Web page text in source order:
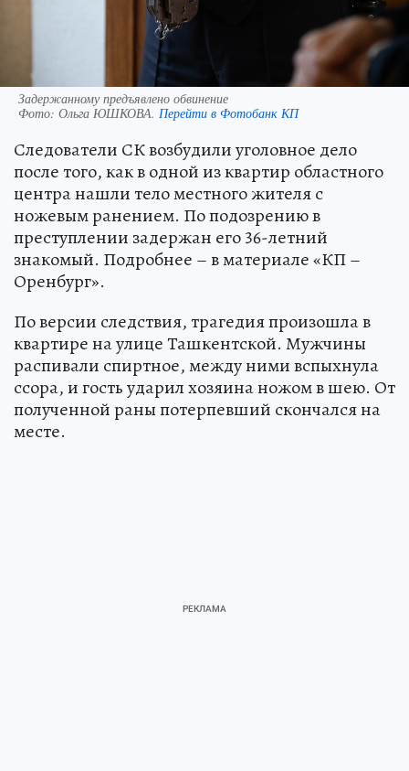
Задержанному предъявлено обвинение
Фото: Ольга ЮШКОВА. Перейти в Фотобанк КП
Следователи СК возбудили уголовное дело
после того, как в одной из квартир областного
центра нашли тело местного жителя с
ножевым ранением. По подозрению в
преступлении задержан его 36-летний
знакомый. Подробнее – в материале «КП –
Оренбург».
По версии следствия, трагедия произошла в
квартире на улице Ташкентской. Мужчины
распивали спиртное, между ними вспыхнула
ссора, и гость ударил хозяина ножом в шею. От
полученной раны потерпевший скончался на
месте.